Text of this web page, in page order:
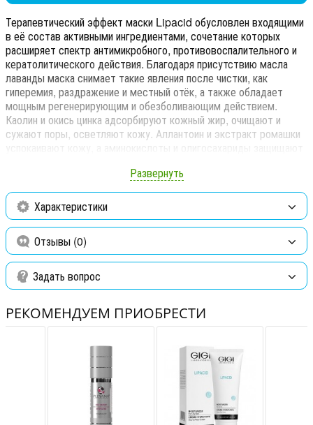
Терапевтический эффект маски Lipacid обусловлен входящими
в её состав активными ингредиентами, сочетание которых
расширяет спектр антимикробного, противовоспалительного и
кератолитического действия. Благодаря присутствию масла
лаванды маска снимает такие явления после чистки, как
гиперемия, раздражение и местный отёк, а также обладает
мощным регенерирующим и обезболивающим действием.
Каолин и окись цинка адсорбируют кожный жир, очищают и
сужают поры, осветляют кожу. Аллантоин и экстракт ромашки
провести дарсонвализацию.
Активные ингредиенты:
цинка, олигосахариды, экстракт гамамелиса, экстракт ромашки,
аллантоин, масло лаванды, аминокислоты.
Применение:После чистки и обработки кожи лечебным
лосьоном нанести маску на все лицо. Оставить на 15-20 минут.
Затем смыть прохладной водой. Завершить процедуру
Развернуть
Характеристики
Отзывы (0)
Задать вопрос
РЕКОМЕНДУЕМ ПРИОБРЕСТИ